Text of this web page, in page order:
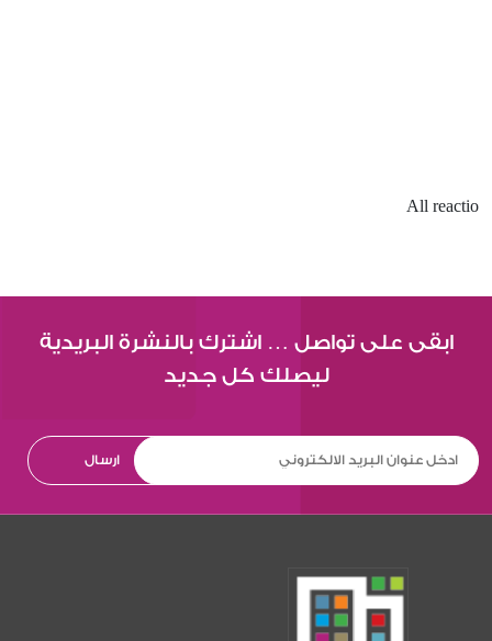
All reactio
ابقى على تواصل … اشترك بالنشرة البريدية
ليصلك كل جديد